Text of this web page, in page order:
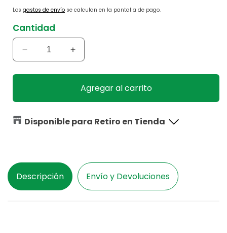
habitual
Los gastos de envío se calculan en la pantalla de pago.
Cantidad
Reducir
cantidad
para
70
Aumentar
cantidad
para
Collar
70
Cm
Agregar al carrito
Disponible para Retiro en Tienda
Descripción Envío y Devoluciones